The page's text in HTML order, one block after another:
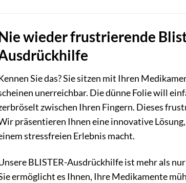
wieder frustrierende
Sie das? Sie sitzen mit Ihren
unerreichbar. Die dünne Folie will
zwischen Ihren Fingern. Dieses
präsentieren Ihnen eine innovative
stressfreien Erlebnis macht.
BLISTER-Ausdrückhilfe ist mehr als
ermöglicht es Ihnen, Ihre Medikamente